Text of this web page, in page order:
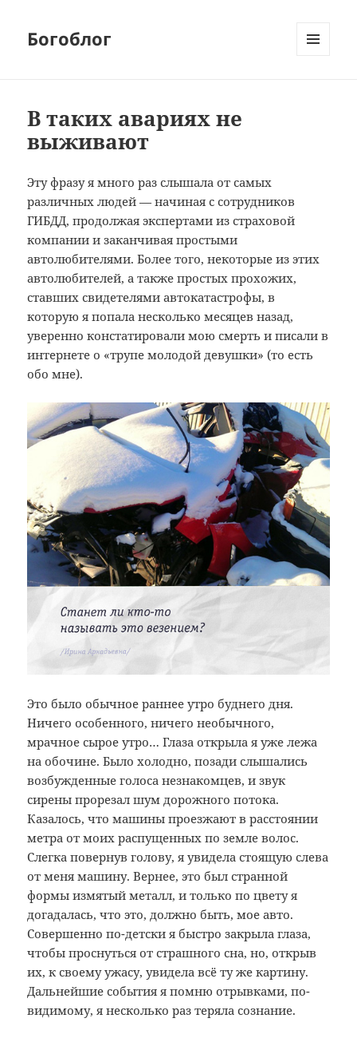
Богоблог
В таких авариях не
выживают
Эту фразу я много раз слышала от самых
различных людей — начиная с сотрудников
ГИБДД, продолжая экспертами из страховой
компании и заканчивая простыми
автолюбителями. Более того, некоторые из этих
автолюбителей, а также простых прохожих,
ставших свидетелями автокатастрофы, в
которую я попала несколько месяцев назад,
уверенно констатировали мою смерть и писали в
интернете о «трупе молодой девушки» (то есть
обо мне).
Это было обычное раннее утро буднего дня.
Ничего особенного, ничего необычного,
мрачное сырое утро… Глаза открыла я уже лежа
на обочине. Было холодно, позади слышались
возбужденные голоса незнакомцев, и звук
сирены прорезал шум дорожного потока.
Казалось, что машины проезжают в расстоянии
метра от моих распущенных по земле волос.
Слегка повернув голову, я увидела стоящую слева
от меня машину. Вернее, это был странной
формы измятый металл, и только по цвету я
догадалась, что это, должно быть, мое авто.
Совершенно по-детски я быстро закрыла глаза,
чтобы проснуться от страшного сна, но, открыв
их, к своему ужасу, увидела всё ту же картину.
Дальнейшие события я помню отрывками, по-
видимому, я несколько раз теряла сознание.